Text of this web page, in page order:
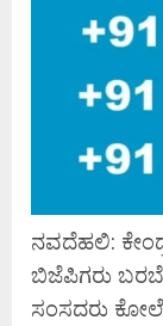
ನವದೆಹಲಿ:
ಬಿಜೆಪಿಗರು
ಸಂಸದರು ಕೋಲೆ